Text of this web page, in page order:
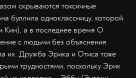
скрываются токсичные
буллила одноклассницу, которой
Кин), а в последнее время О
с людьми без объяснения
их. Дружба Эрика и Отиса тоже
трудностями, поскольку Эрик